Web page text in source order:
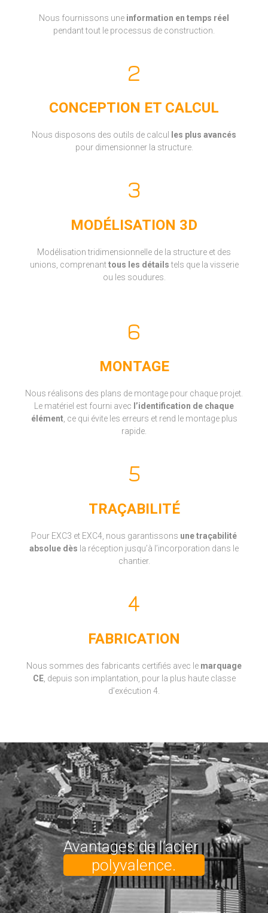
Nous fournissons une information en temps réel
pendant tout le processus de construction.
CONCEPTION ET CALCUL
Nous disposons des outils de calcul
les plus avancés
pour dimensionner la structure.
MODÉLISATION 3D
Modélisation tridimensionnelle de la structure et des
unions, comprenanttous les détailstels que la visserie
ou les soudures.
MONTAGE
Nous réalisons des plans de montage pour chaque projet.
Le matériel est fourni avec l’identification de chaque
élément, ce qui évite les erreurs et rend le montage plus
rapide.
TRAÇABILITÉ
Pour EXC3 et EXC4, nous garantissons une traçabilité
absolue dès la réception jusqu’à l’incorporation dans le
chantier.
FABRICATION
Nous sommes des fabricants certifiés avec le marquage
CE, depuis son implantation, pour la plus haute classe
d’exécution 4.
Avantages de l’acier
dura